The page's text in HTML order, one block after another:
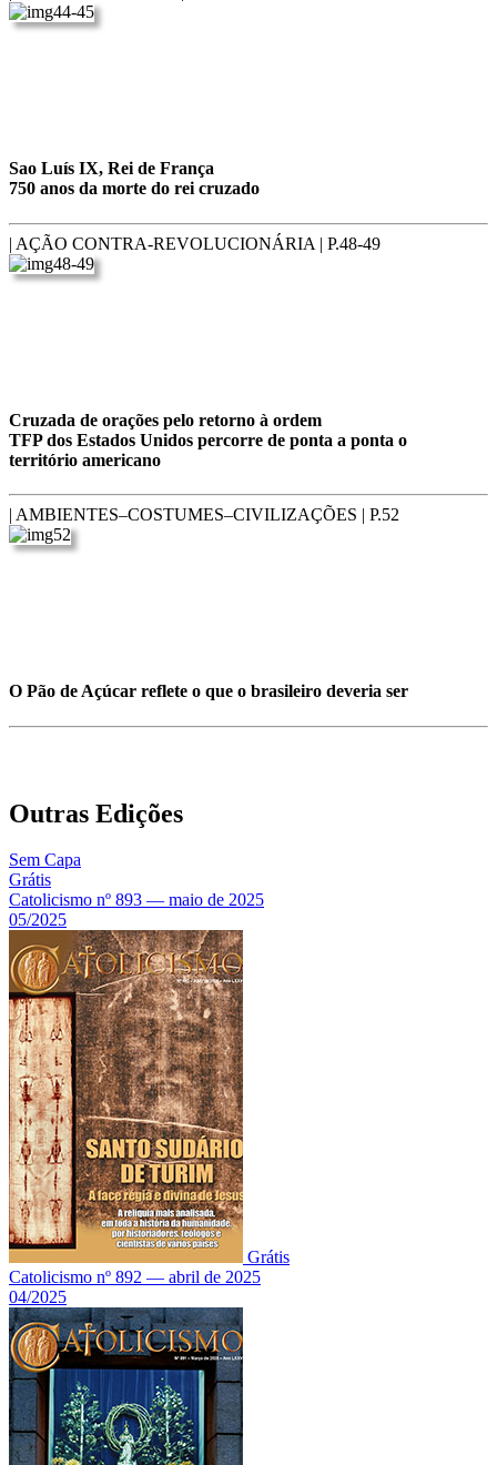
Sao Luís IX, Rei de França
750 anos da morte do rei cruzado
| AÇÃO CONTRA-REVOLUCIONÁRIA | P.48-49
Cruzada de orações pelo retorno à ordem
TFP dos Estados Unidos percorre de ponta a ponta o
território americano
| AMBIENTES–COSTUMES–CIVILIZAÇÕES | P.52
O Pão de Açúcar reflete o que o brasileiro deveria ser
Outras Edições
Sem Capa
Grátis
Catolicismo nº 893 — maio de 2025
05/2025
Grátis
Catolicismo nº 892 — abril de 2025
04/2025